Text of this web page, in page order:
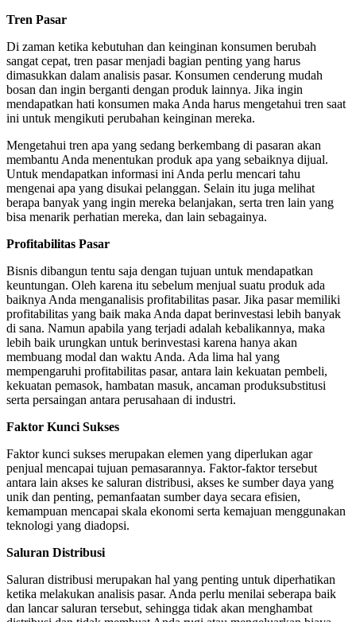
Tren Pasar
Di zaman ketika kebutuhan dan keinginan konsumen berubah
sangat cepat, tren pasar menjadi bagian penting yang harus
dimasukkan dalam analisis pasar. Konsumen cenderung mudah
bosan dan ingin berganti dengan produk lainnya. Jika ingin
mendapatkan hati konsumen maka Anda harus mengetahui tren saat
ini untuk mengikuti perubahan keinginan mereka.
Mengetahui tren apa yang sedang berkembang di pasaran akan
membantu Anda menentukan produk apa yang sebaiknya dijual.
Untuk mendapatkan informasi ini Anda perlu mencari tahu
mengenai apa yang disukai pelanggan. Selain itu juga melihat
berapa banyak yang ingin mereka belanjakan, serta tren lain yang
bisa menarik perhatian mereka, dan lain sebagainya.
Profitabilitas Pasar
Bisnis dibangun tentu saja dengan tujuan untuk mendapatkan
keuntungan. Oleh karena itu sebelum menjual suatu produk ada
baiknya Anda menganalisis profitabilitas pasar. Jika pasar memiliki
profitabilitas yang baik maka Anda dapat berinvestasi lebih banyak
di sana. Namun apabila yang terjadi adalah kebalikannya, maka
lebih baik urungkan untuk berinvestasi karena hanya akan
membuang modal dan waktu Anda. Ada lima hal yang
mempengaruhi profitabilitas pasar, antara lain kekuatan pembeli,
kekuatan pemasok, hambatan masuk, ancaman produksubstitusi
serta persaingan antara perusahaan di industri.
Faktor Kunci Sukses
Faktor kunci sukses merupakan elemen yang diperlukan agar
penjual mencapai tujuan pemasarannya. Faktor-faktor tersebut
antara lain akses ke saluran distribusi, akses ke sumber daya yang
unik dan penting, pemanfaatan sumber daya secara efisien,
kemampuan mencapai skala ekonomi serta kemajuan menggunakan
teknologi yang diadopsi.
Saluran Distribusi
Saluran distribusi merupakan hal yang penting untuk diperhatikan
ketika melakukan analisis pasar. Anda perlu menilai seberapa baik
dan lancar saluran tersebut, sehingga tidak akan menghambat